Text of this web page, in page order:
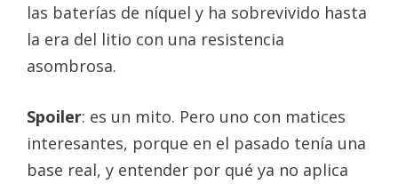
las baterías de níquel y ha sobrevivido hasta
la era del litio con una resistencia
asombrosa.
Spoiler: es un mito. Pero uno con matices
interesantes, porque en el pasado tenía una
base real, y entender por qué ya no aplica